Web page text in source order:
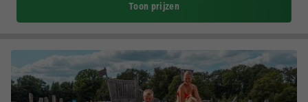
Toon prijzen